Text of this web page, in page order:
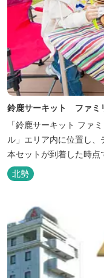
鈴鹿サーキット ファミ
「鈴鹿サーキット ファ
ル」エリア内に位置し
本セットが到着した時点
トの他、初めてのキャン
ンプ場です。 さらに、
セットなどの食材も事前
北勢